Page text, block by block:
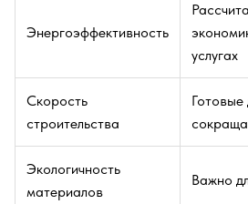
Энергоэффективность
услугах
Скорость
строительства
Экологичность
материалов
Важно